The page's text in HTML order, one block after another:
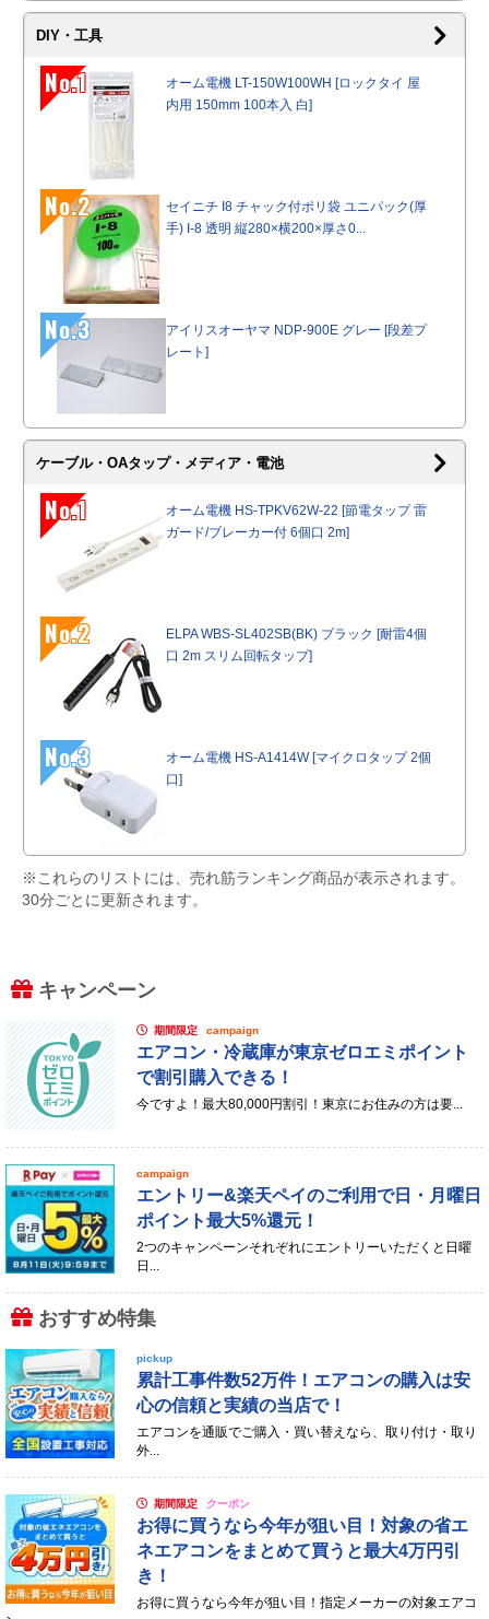
DIY・工具
No.1
オーム電機 LT-150W100WH [ロックタイ 屋
内用 150mm 100本入 白]
No.2
セイニチ I8 チャック付ポリ袋 ユニパック(厚
手) I-8 透明 縦280×横200×厚さ0...
No.3
アイリスオーヤマ NDP-900E グレー [段差プ
レート]
ケーブル・OAタップ・メディア・電池
No.1
オーム電機 HS-TPKV62W-22 [節電タップ 雷
ガード/ブレーカー付 6個口 2m]
No.2
ELPA WBS-SL402SB(BK) ブラック [耐雷4個
口 2m スリム回転タップ]
No.3
オーム電機 HS-A1414W [マイクロタップ 2個
口]
※これらのリストには、売れ筋ランキング商品が表示されます。
30分ごとに更新されます。
キャンペーン
期間限定 campaign
エアコン・冷蔵庫が東京ゼロエミポイント
で割引購入できる！
今ですよ！最大80,000円割引！東京にお住みの方は要...
campaign
エントリー&楽天ペイのご利用で日・月曜日
ポイント最大5%還元！
2つのキャンペーンそれぞれにエントリーいただくと日曜
日...
おすすめ特集
pickup
累計工事件数52万件！エアコンの購入は安
心の信頼と実績の当店で！
エアコンを通販でご購入・買い替えなら、取り付け・取り
外...
期間限定 クーポン
お得に買うなら今年が狙い目！対象の省エ
ネエアコンをまとめて買うと最大4万円引
き！
お得に買うなら今年が狙い目！指定メーカーの対象エアコ